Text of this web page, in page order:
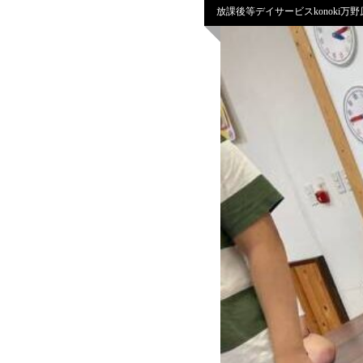
放課後等デイサービスkonoki万野